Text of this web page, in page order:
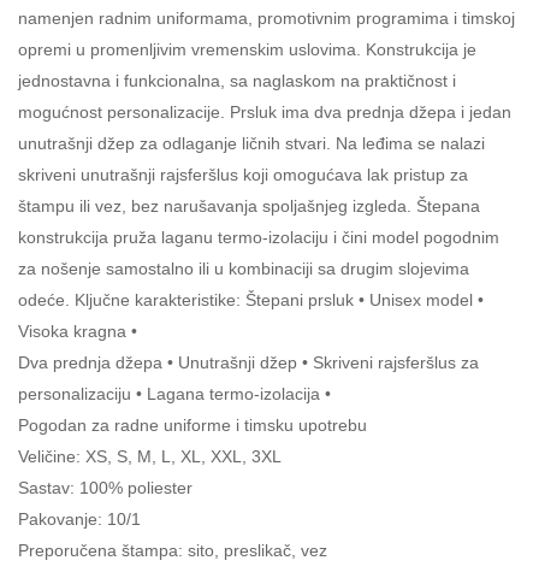
namenjen radnim uniformama, promotivnim programima i timskoj
opremi u promenljivim vremenskim uslovima. Konstrukcija je
jednostavna i funkcionalna, sa naglaskom na praktičnost i
mogućnost personalizacije. Prsluk ima dva prednja džepa i jedan
unutrašnji džep za odlaganje ličnih stvari. Na leđima se nalazi
skriveni unutrašnji rajsferšlus koji omogućava lak pristup za
štampu ili vez, bez narušavanja spoljašnjeg izgleda. Štepana
konstrukcija pruža laganu termo-izolaciju i čini model pogodnim
za nošenje samostalno ili u kombinaciji sa drugim slojevima
odeće. Ključne karakteristike: Štepani prsluk • Unisex model •
Visoka kragna •
Dva prednja džepa • Unutrašnji džep • Skriveni rajsferšlus za
personalizaciju • Lagana termo-izolacija •
Pogodan za radne uniforme i timsku upotrebu
Veličine: XS, S, M, L, XL, XXL, 3XL
Sastav: 100% poliester
Pakovanje: 10/1
Preporučena štampa: sito, preslikač, vez